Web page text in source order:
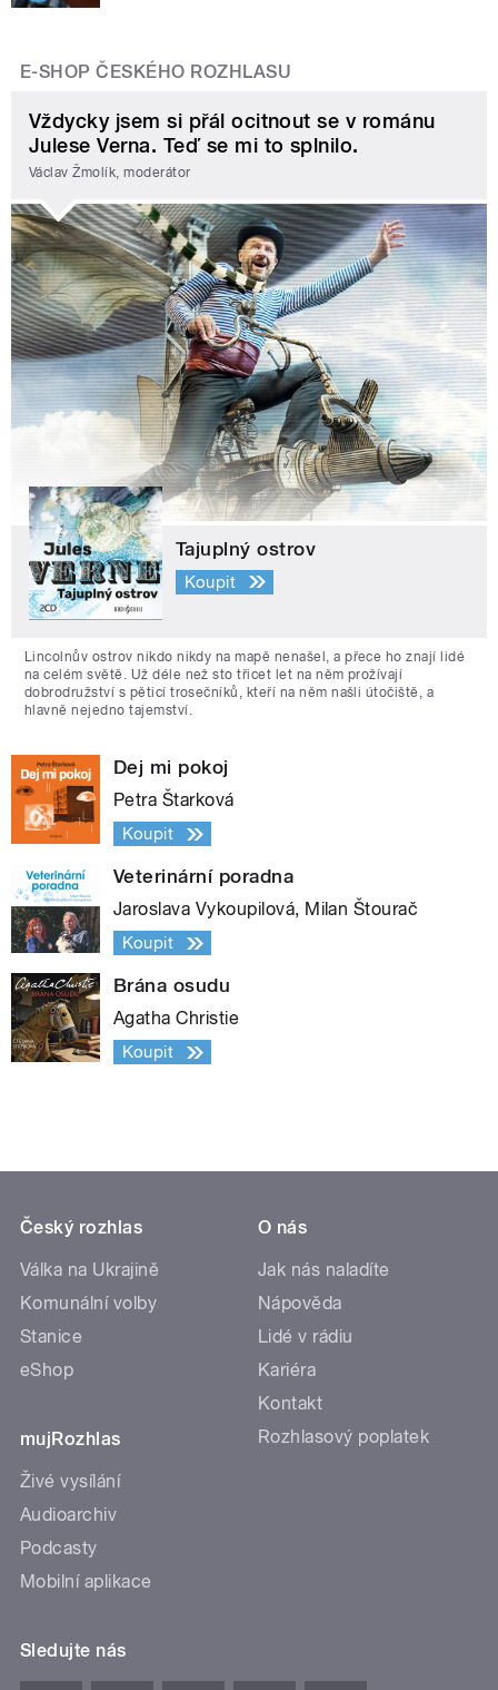
E-SHOP ČESKÉHO ROZHLASU
Vždycky jsem si přál ocitnout se v románu
Julese Verna. Teď se mi to splnilo.
Václav Žmolík, moderátor
Tajuplný ostrov
Koupit
Lincolnův ostrov nikdo nikdy na mapě nenašel, a přece ho znají lidé
na celém světě. Už déle než sto třicet let na něm prožívají
dobrodružství s pěticí trosečníků, kteří na něm našli útočiště, a
hlavně nejedno tajemství.
Dej mi pokoj
Petra Štarková
Koupit
Veterinární poradna
Jaroslava Vykoupilová, Milan Štourač
Koupit
Brána osudu
Agatha Christie
Koupit
Český rozhlas
Válka na Ukrajině
Komunální volby
Stanice
eShop
mujRozhlas
Živé vysílání
Audioarchiv
Podcasty
Mobilní aplikace
O nás
Jak nás naladíte
Nápověda
Lidé v rádiu
Kariéra
Kontakt
Rozhlasový poplatek
Sledujte nás